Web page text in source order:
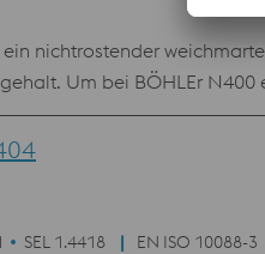
ein nichtrostender
Um bei BÖHLEr
Eigenschaften im
Empfohlene
Turbinen,
SEL 1.4418 EN ISO 10088-3